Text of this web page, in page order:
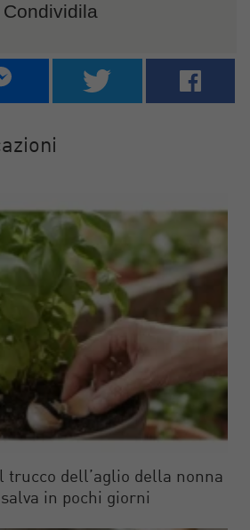
Condividila
trucco dell’aglio della nonna
in pochi giorni